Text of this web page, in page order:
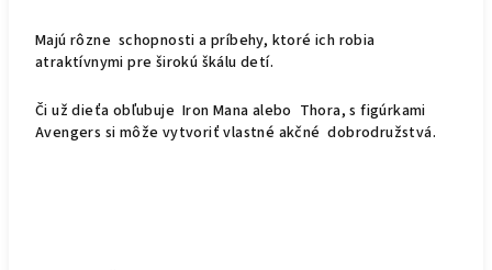
Majú rôzne schopnosti a príbehy, ktoré ich robia
atraktívnymi pre širokú škálu detí.
Či už dieťa obľubuje Iron Mana alebo Thora, s figúrkami
Avengers si môže vytvoriť vlastné akčné dobrodružstvá.